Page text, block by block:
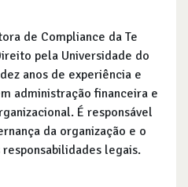
de Compliance da Te
pela Universidade do
anos de experiência e
administração financeira e
É responsável
da organização e o
legais.